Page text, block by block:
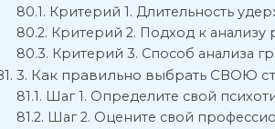
Критерий 1. Длительность
Критерий 2. Подход к анализу
Критерий 3. Способ анализа
3. Как правильно выбрать СВОЮ
Шаг 1. Определите свой
Шаг 2. Оцените свой